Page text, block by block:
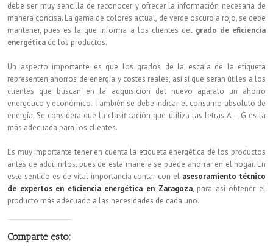
debe ser muy sencilla de reconocer y ofrecer la información necesaria de
manera concisa. La gama de colores actual, de verde oscuro a rojo, se debe
mantener, pues es la que informa a los clientes del grado de eficiencia
energética de los productos.
Un aspecto importante es que los grados de la escala de la etiqueta
representen ahorros de energía y costes reales, así sí que serán útiles a los
clientes que buscan en la adquisición del nuevo aparato un ahorro
energético y económico. También se debe indicar el consumo absoluto de
energía. Se considera que la clasificación que utiliza las letras A – G es la
más adecuada para los clientes.
Es muy importante tener en cuenta la etiqueta energética de los productos
antes de adquirirlos, pues de esta manera se puede ahorrar en el hogar. En
este sentido es de vital importancia contar con el asesoramiento técnico
de expertos en eficiencia energética en Zaragoza, para así obtener el
producto más adecuado a las necesidades de cada uno.
Comparte esto: